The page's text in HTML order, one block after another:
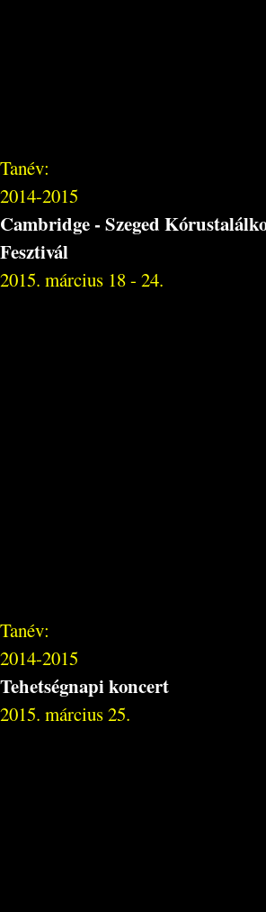
Tanév:
2014-2015
Cambridge - Szeged
Fesztivál
2015. március 18 - 24.
Tanév:
2014-2015
Tehetségnapi koncert
2015. március 25.